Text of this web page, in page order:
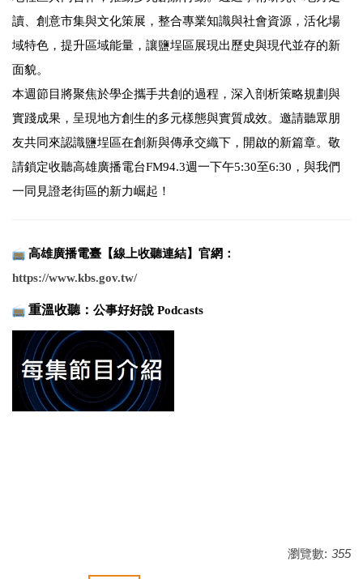
讀、創意市集與文化策展，整合專業知識與社會資源，活化場
域特色，提升區域能量，讓鹽埕區展現出歷史與現代並存的新
面貌。
本週節目將聚焦於學企攜手共創的過程，深入剖析策略規劃與
實踐成果，呈現地方創生的多元樣態與實質成效。邀請聽眾朋
友共同來認識鹽埕區在創新與傳承交織下，開啟的新篇章。敬
請鎖定收聽高雄廣播電台FM94.3週一下午5:30至6:30，與我們
一同見證老街區的新力崛起！
高雄廣播電臺【線上收聽連結】 官網 ：
https://www.kbs.gov.tw/
重溫收聽： 公事好好說 Podcasts
瀏覽數: 355